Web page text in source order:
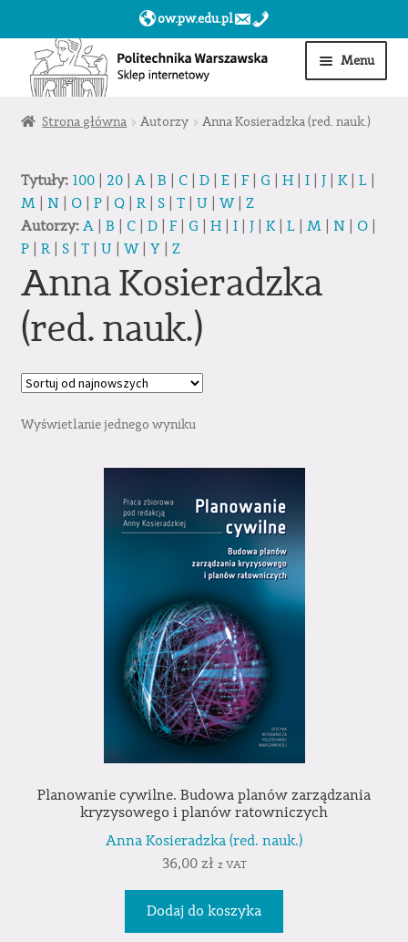
ow.pw.edu.pl
Przejdź
do
nawigacji
Przejdź
do
treści
Menu
Start
Moje konto
Sklep dla jednostek PW »
Strona główna Autorzy Anna Kosieradzka (red. nauk.)
Tytuły: 100| 20| A| B C| D| E| F| G H| I| J| K| L|
M| N| O| P| Q| R| S| T| U W| Z
Autorzy: A| B C| D| F| G H| I| J| K| L| M| N| O|
P| R| S| T| U W| Y| Z
Anna Kosieradzka
(red. nauk.)
Wyświetlanie jednego wyniku
Planowanie cywilne. Budowa planów zarządzania
kryzysowego i planów ratowniczych
Anna Kosieradzka (red. nauk.)
36,00 zł z VAT
Dodaj do koszyka